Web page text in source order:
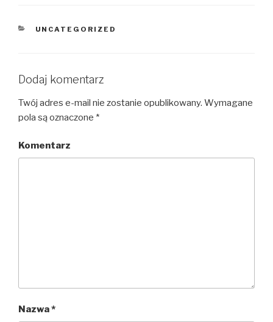
KATEGORIE
UNCATEGORIZED
Dodaj komentarz
Twój adres e-mail nie zostanie opublikowany. Wymagane
pola są oznaczone *
Komentarz
Nazwa*